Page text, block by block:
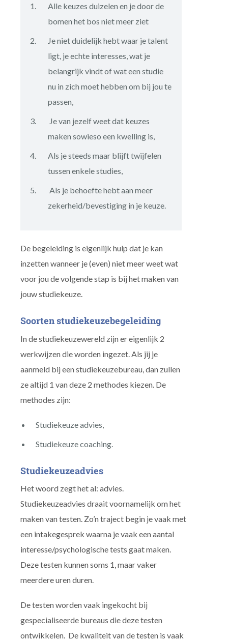
Alle keuzes duizelen en je door de
bomen het bos niet meer ziet
Je niet duidelijk hebt waar je talent
ligt, je echte interesses, wat je
belangrijk vindt of wat een studie
nu in zich moet hebben om bij jou te
passen,
Je van jezelf weet dat keuzes
maken sowieso een kwelling is,
Als je steeds maar blijft twijfelen
tussen enkele studies,
Als je behoefte hebt aan meer
zekerheid/bevestiging in je keuze.
De begeleiding is eigenlijk hulp dat je kan
inzetten wanneer je (even) niet meer weet wat
voor jou de volgende stap is bij het maken van
jouw studiekeuze.
Soorten studiekeuzebegeleiding
In de studiekeuzewereld zijn er eigenlijk 2
werkwijzen die worden ingezet. Als jij je
aanmeld bij een studiekeuzebureau, dan zullen
ze altijd 1 van deze 2 methodes kiezen. De
methodes zijn:
Studiekeuze advies,
Studiekeuze coaching.
Studiekeuzeadvies
Het woord zegt het al: advies.
Studiekeuzeadvies draait voornamelijk om het
maken van testen. Zo’n traject begin je vaak met
een intakegesprek waarna je vaak een aantal
interesse/psychologische tests gaat maken.
Deze testen kunnen soms 1, maar vaker
meerdere uren duren.
De testen worden vaak ingekocht bij
gespecialiseerde bureaus die deze testen
ontwikkelen. De kwaliteit van de testen is vaak